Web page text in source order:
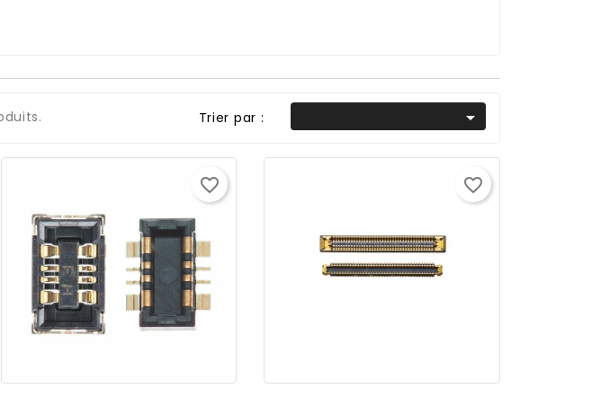
Trier par : 
favorite_border favorite_border